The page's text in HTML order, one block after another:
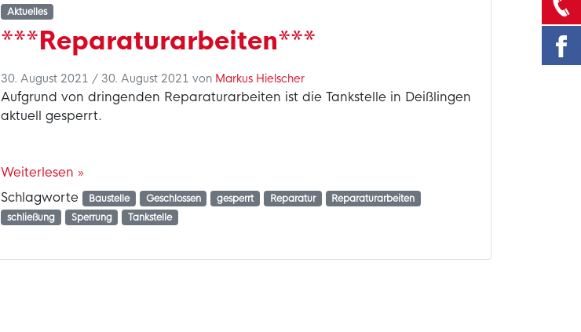
Aktuelles
***Reparaturarbeiten***
30. August 2021 / 30. August 2021 von Markus Hielscher
Aufgrund von dringenden Reparaturarbeiten ist die Tankstelle in Deißlingen
aktuell gesperrt.
Weiterlesen »
Schlagworte Baustelle Geschlossen gesperrt Reparatur
Reparaturarbeiten
schließung
Sperrung Tankstelle